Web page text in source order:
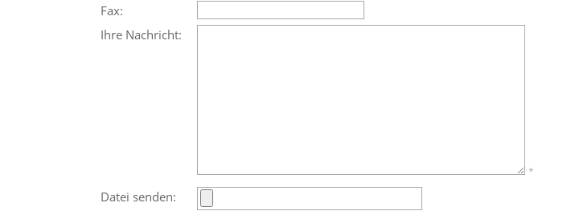
Fax:
Ihre Nachricht:
*
Datei senden: